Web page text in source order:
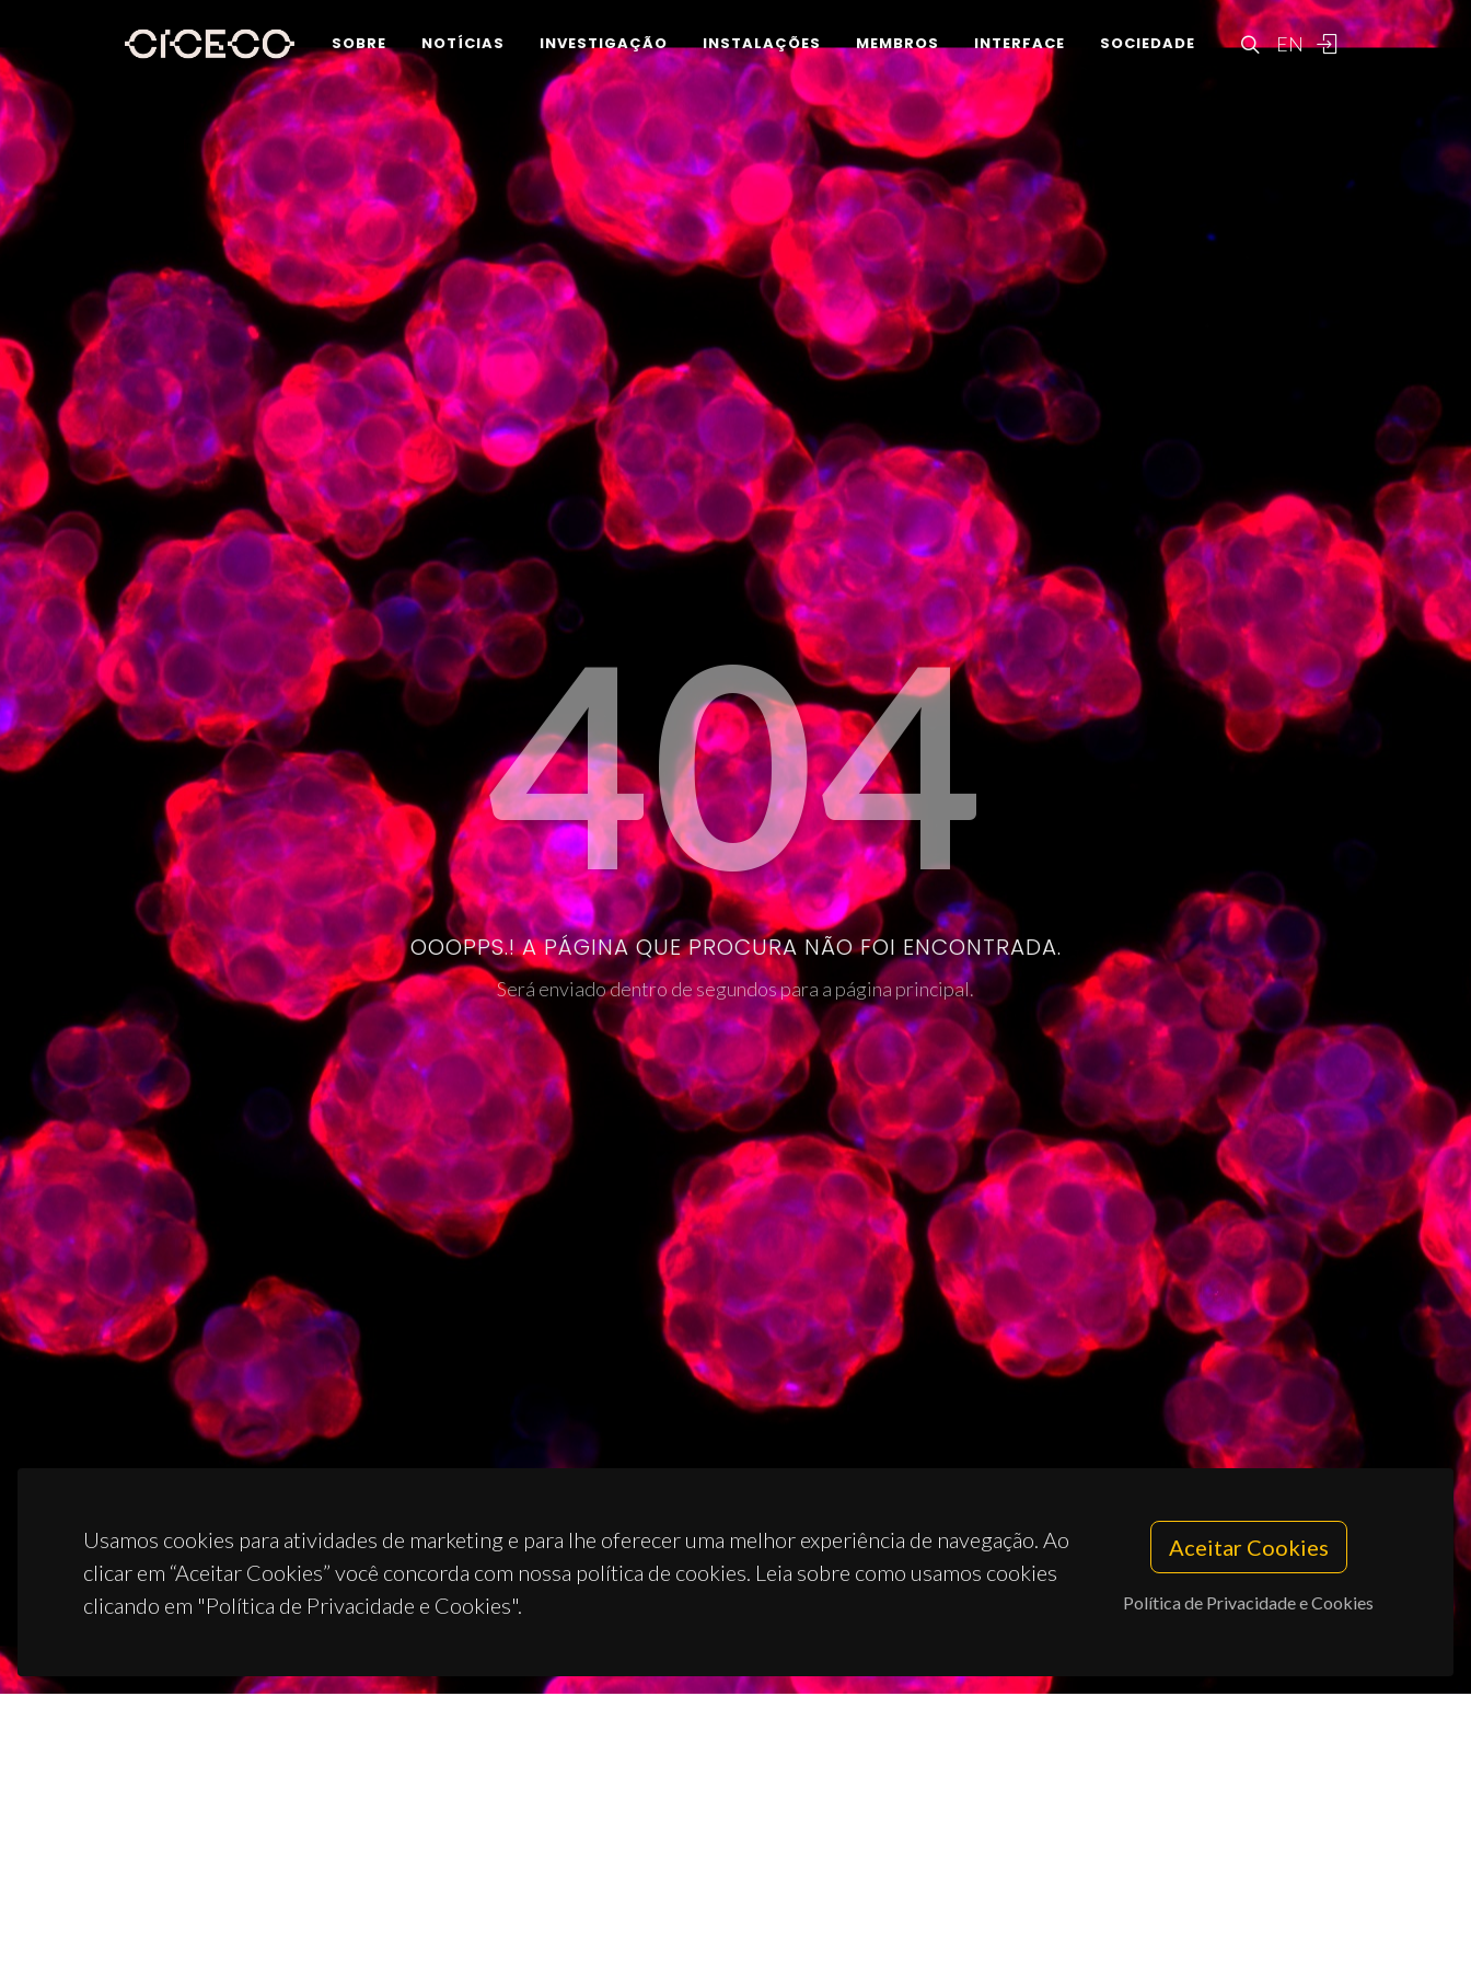
EN
SOBRE NOTÍCIAS INVESTIGAÇÃO INSTALAÇÕES MEMBROS INTERFACE SOCIEDADE
404
OOOPPS.! A PÁGINA QUE PROCURA NÃO FOI ENCONTRADA.
Será enviado dentro de segundos para a página principal.
Usamos cookies para atividades de marketing e para lhe oferecer uma melhor experiência de navegação. Ao
clicar em “Aceitar Cookies” você concorda com nossa política de cookies. Leia sobre como usamos cookies
clicando em "Política de Privacidade e Cookies".
Aceitar Cookies
Política de Privacidade e Cookies